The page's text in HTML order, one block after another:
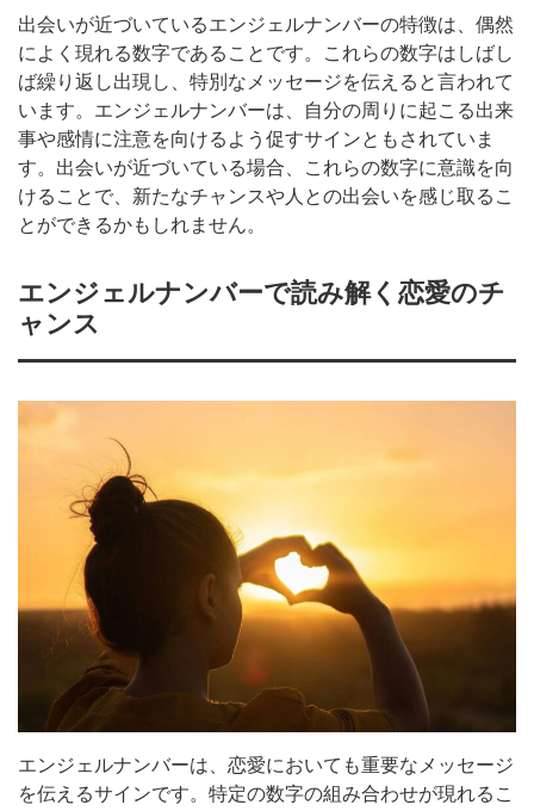
出会いが近づいているエンジェルナンバーの特徴は、偶然
によく現れる数字であることです。これらの数字はしばし
ば繰り返し出現し、特別なメッセージを伝えると言われて
います。エンジェルナンバーは、自分の周りに起こる出来
事や感情に注意を向けるよう促すサインともされていま
す。出会いが近づいている場合、これらの数字に意識を向
けることで、新たなチャンスや人との出会いを感じ取るこ
とができるかもしれません。
エンジェルナンバーで読み解く恋愛のチ
ャンス
エンジェルナンバーは、恋愛においても重要なメッセージ
を伝えるサインです。特定の数字の組み合わせが現れるこ